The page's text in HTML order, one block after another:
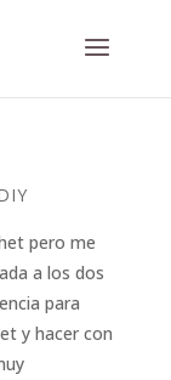
pero me
a los dos
para
y hacer con